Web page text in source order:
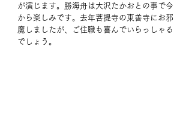
が演じます。勝海舟は大沢たかおとの事で今
から楽しみです。去年菩提寺の東善寺にお邪
魔しましたが、ご住職も喜んでいらっしゃる
でしょう。